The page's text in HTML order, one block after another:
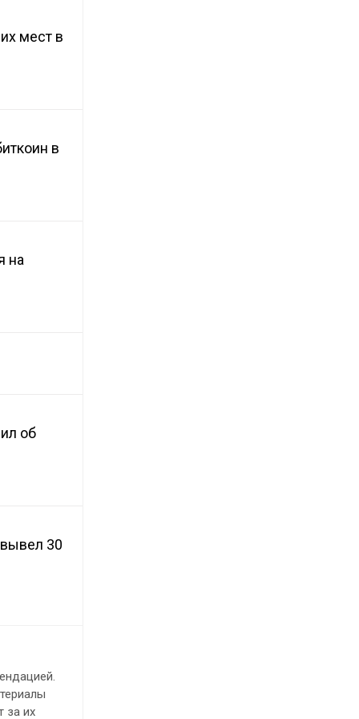
мест в
в
на
об
30
за их